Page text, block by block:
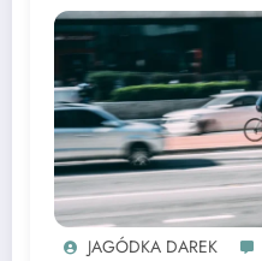
JAGÓDKA DAREK